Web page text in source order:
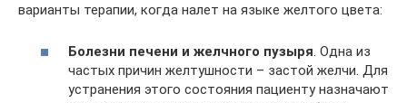
варианты терапии, когда налет на языке желтого цвета:
Болезни печени и желчного пузыря. Одна из
частых причин желтушности – застой желчи. Для
устранения этого состояния пациенту назначают